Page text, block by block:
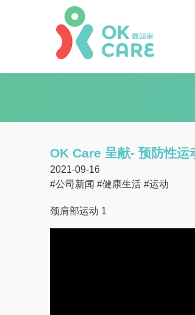
OK Care 呈献- 预防性运
2021-09-16
#公司新闻 #健康生活 #运动
颈肩部运动 1